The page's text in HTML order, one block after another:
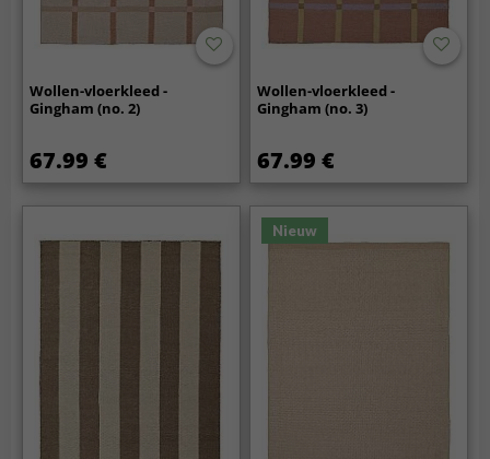
Wollen-vloerkleed -
Gingham (no. 2)
67.99 €
Wollen-vloerkleed -
Gingham (no. 3)
67.99 €
Nieuw